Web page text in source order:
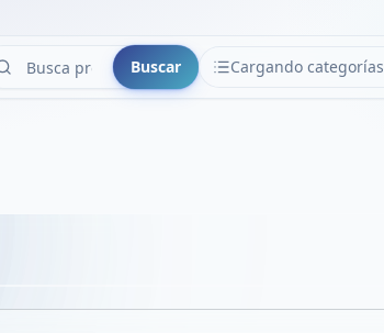
Buscar Cargando categorías
CATEGORÍAS